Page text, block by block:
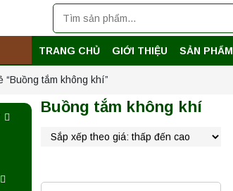
TRANG CHỦ GIỚI THIỆU SẢN PHẨM
tắm không khí”
Buồng tắm không khí